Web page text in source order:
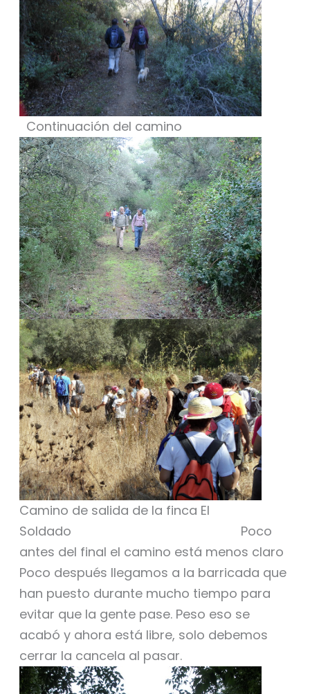
Continuación del camino
Camino de salida de la finca El
Soldado Poco
antes del final el camino está menos claro
Poco después llegamos a la barricada que
han puesto durante mucho tiempo para
evitar que la gente pase. Peso eso se
acabó y ahora está libre, solo debemos
cerrar la cancela al pasar.